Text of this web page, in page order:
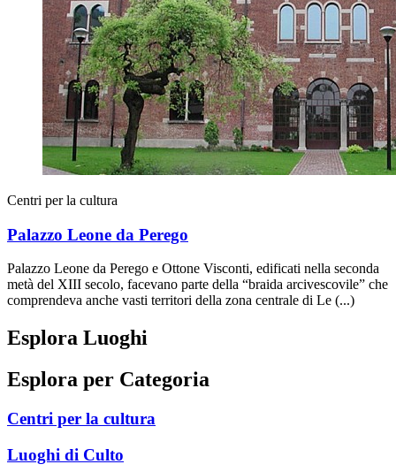
Centri per la cultura
Palazzo Leone da Perego
Palazzo Leone da Perego e Ottone Visconti, edificati nella seconda
metà del XIII secolo, facevano parte della “braida arcivescovile” che
comprendeva anche vasti territori della zona centrale di Le (...)
Esplora Luoghi
Esplora per Categoria
Centri per la cultura
Luoghi di Culto